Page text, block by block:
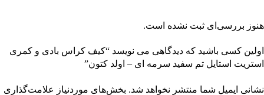
هنوز بررسی‌ای ثبت نشده است.
اولین کسی باشید که دیدگاهی می نویسد “کیف کراس بادی و کمری
استریت استایل تم سفید سرمه ای – اولد کتون”
نشانی ایمیل شما منتشر نخواهد شد. بخش‌های موردنیاز علامت‌گذاری